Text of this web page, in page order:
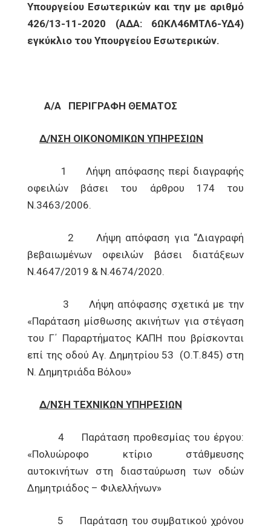
Υπουργείου Εσωτερικών και την με αριθμό
426/13-11-2020 (ΑΔΑ: 6ΩΚΛ46ΜΤΛ6-ΥΔ4)
εγκύκλιο του Υπουργείου Εσωτερικών.
Α/Α ΠΕΡΙΓΡΑΦΗ ΘΕΜΑΤΟΣ
Δ/ΝΣΗ ΟΙΚΟΝΟΜΙΚΩΝ ΥΠΗΡΕΣΙΩΝ
1 Λήψη απόφασης περί διαγραφής
οφειλών βάσει του άρθρου 174 του
Ν.3463/2006.
2 Λήψη απόφαση για “Διαγραφή
βεβαιωμένων οφειλών βάσει διατάξεων
Ν.4647/2019 & Ν.4674/2020.
3 Λήψη απόφασης σχετικά με την
«Παράταση μίσθωσης ακινήτων για στέγαση
του Γ΄ Παραρτήματος ΚΑΠΗ που βρίσκονται
επί της οδού Αγ. Δημητρίου 53 (Ο.Τ.845) στη
Ν. Δημητριάδα Βόλου»
Δ/ΝΣΗ ΤΕΧΝΙΚΩΝ ΥΠΗΡΕΣΙΩΝ
4 Παράταση προθεσμίας του έργου:
«Πολυώροφο κτίριο στάθμευσης
αυτοκινήτων στη διασταύρωση των οδών
Δημητριάδος – Φιλελλήνων»
5 Παράταση του συμβατικού χρόνου